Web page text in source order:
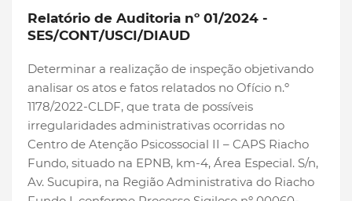
Relatório de Auditoria nº 01/2024 -
SES/CONT/USCI/DIAUD
Determinar a realização de inspeção objetivando
analisar os atos e fatos relatados no Ofício n.º
1178/2022-CLDF, que trata de possíveis
irregularidades administrativas ocorridas no
Centro de Atenção Psicossocial II – CAPS Riacho
Fundo, situado na EPNB, km-4, Área Especial. S/n,
Av. Sucupira, na Região Administrativa do Riacho